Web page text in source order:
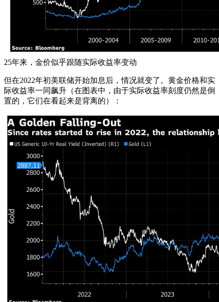
25年来，金价似乎跟随实际收益率变动
但在2022年初美联储开始加息后，情况就变了。黄金价格和实
际收益率一同飙升（在图表中，由于实际收益率刻度仍然是倒
置的，它们在看起来是背离的）：